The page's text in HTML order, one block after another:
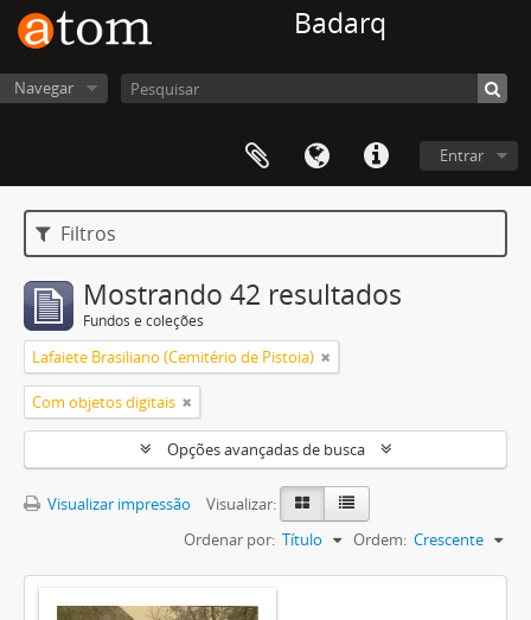
Badarq
Navegar
Entrar
Filtros
Mostrando 42 resultados
Fundos e coleções
Lafaiete Brasiliano (Cemitério de Pistoia)
Com objetos digitais
Opções avançadas de busca
Visualizar impressão
Visualizar:
Ordenar por: Título Ordem: Crescente